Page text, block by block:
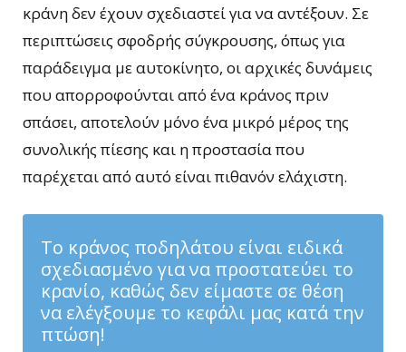
κράνη δεν έχουν σχεδιαστεί για να αντέξουν. Σε
περιπτώσεις σφοδρής σύγκρουσης, όπως για
παράδειγμα με αυτοκίνητο, οι αρχικές δυνάμεις
που απορροφούνται από ένα κράνος πριν
σπάσει, αποτελούν μόνο ένα μικρό μέρος της
συνολικής πίεσης και η προστασία που
παρέχεται από αυτό είναι πιθανόν ελάχιστη.
Το κράνος ποδηλάτου είναι ειδικά
σχεδιασμένο για να προστατεύει το
κρανίο, καθώς δεν είμαστε σε θέση
να ελέγξουμε το κεφάλι μας κατά την
πτώση!